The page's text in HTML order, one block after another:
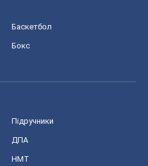
Баскетбол
Бокс
Підручники
ДПА
НМТ